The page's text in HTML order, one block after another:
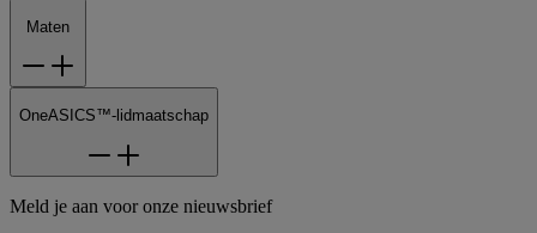
Maten
OneASICS™-lidmaatschap
Meld je aan voor onze nieuwsbrief